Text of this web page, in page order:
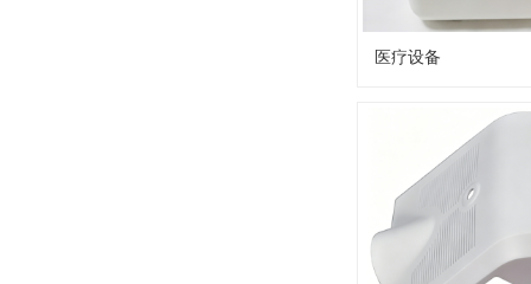
医疗设备